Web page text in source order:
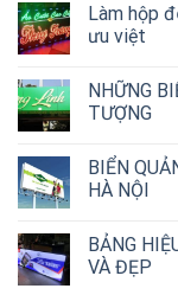
Làm hộp
ưu việt
NHỮNG
TƯỢNG
BIỂN
HÀ NỘI
BẢNG
VÀ ĐẸP